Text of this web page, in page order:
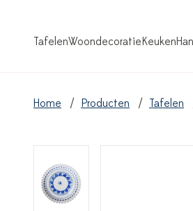
TafelenWoondecoratieKeuken
Home Producten Tafelen